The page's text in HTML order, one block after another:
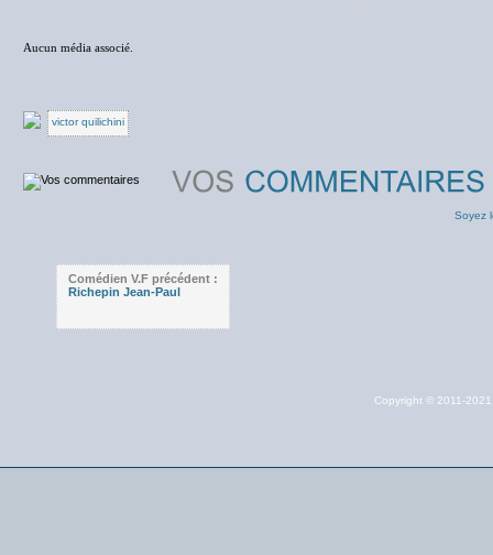
Aucun média associé.
victor quilichini
Soyez
Comédien V.F précédent :
Richepin Jean-Paul
Copyright © 2011-